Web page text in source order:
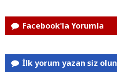
Facebook'la Yorumla
İlk yorum yazan siz olun